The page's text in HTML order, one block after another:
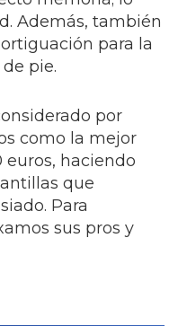
Además, también
para la
pie.
por
como la mejor
haciendo
que
Para
sus pros y